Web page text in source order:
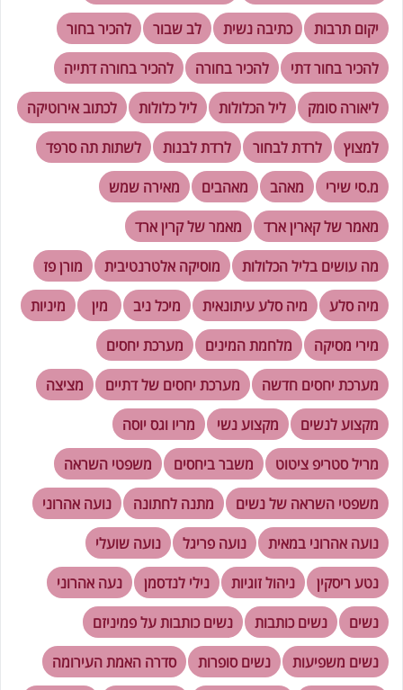
יקום תרבות
כתיבה נשית לב שבור
להכיר בחור
להכיר בחור דתי
להכיר בחורה
להכיר בחורה דתייה
ליאורה סומק
ליל הכלולות ליל כלולות
לכתוב אירוטיקה
למצוץ
לרדת לבחור לרדת לבנות
לשתות תה סרפד
מ.סי שירי
מאהב מאהבים
מאירה שמש
מאמר של קארין ארד
מאמר של קרין ארד
מה עושים בליל הכלולות
מוסיקה אלטרנטיבית
מורן פז
מיה סלע
מיה סלע עיתונאית מיכל ניב מין
מיניות
מירי מסיקה
מלחמת המינים
מערכת יחסים
מערכת יחסים חדשה
מערכת יחסים של דתיים
מציצה
מקצוע לנשים
מקצוע נשי
מריו וגס יוסה
מריל סטריפ ציטוט
משבר ביחסים
משפטי השראה
משפטי השראה של נשים
מתנה לחתונה
נועה אהרוני
נועה אהרוני במאית
נועה פריגל
נועה שועלי
נטע ריסקין
ניהול זוגיות נילי לנדסמן
נעה אהרוני
נשים
נשים כותבות
נשים כותבות על פמיניזם
נשים משפיעות
נשים סופרות
סדרה האמת העירומה